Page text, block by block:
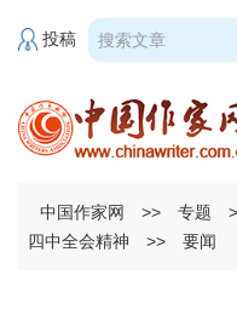
投稿
中国作家网 >> 专题
四中全会精神
>> 要闻